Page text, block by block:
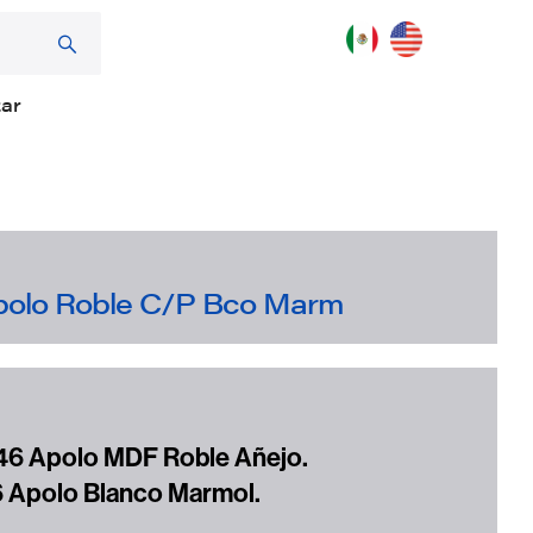
Roble C/P Bco Marm
Apolo MDF Roble Añejo.
Blanco Marmol.